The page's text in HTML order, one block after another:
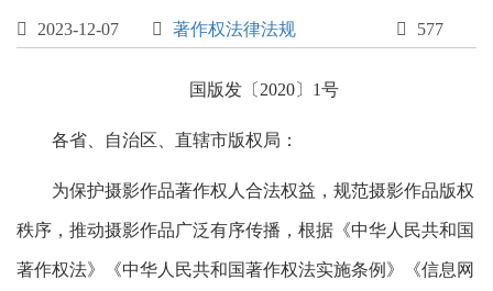
 2023-12-07  著作权法律法规  577
国版发〔2020〕1号
各省、自治区、直辖市版权局：
为保护摄影作品著作权人合法权益，规范摄影作品版权
秩序，推动摄影作品广泛有序传播，根据《中华人民共和国
著作权法》《中华人民共和国著作权法实施条例》《信息网